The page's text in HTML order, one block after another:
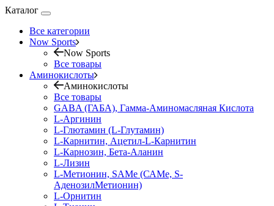
Каталог
Все категории
Now Sports
Now Sports
Все товары
Аминокислоты
Аминокислоты
Все товары
GABA (ГАБА), Гамма-Аминомасляная Кислота
L-Аргинин
L-Глютамин (L-Глутамин)
L-Карнитин, Ацетил-L-Карнитин
L-Карнозин, Бета-Аланин
L-Лизин
L-Метионин, SAMe (САМе, S-
АденозилМетионин)
L-Орнитин